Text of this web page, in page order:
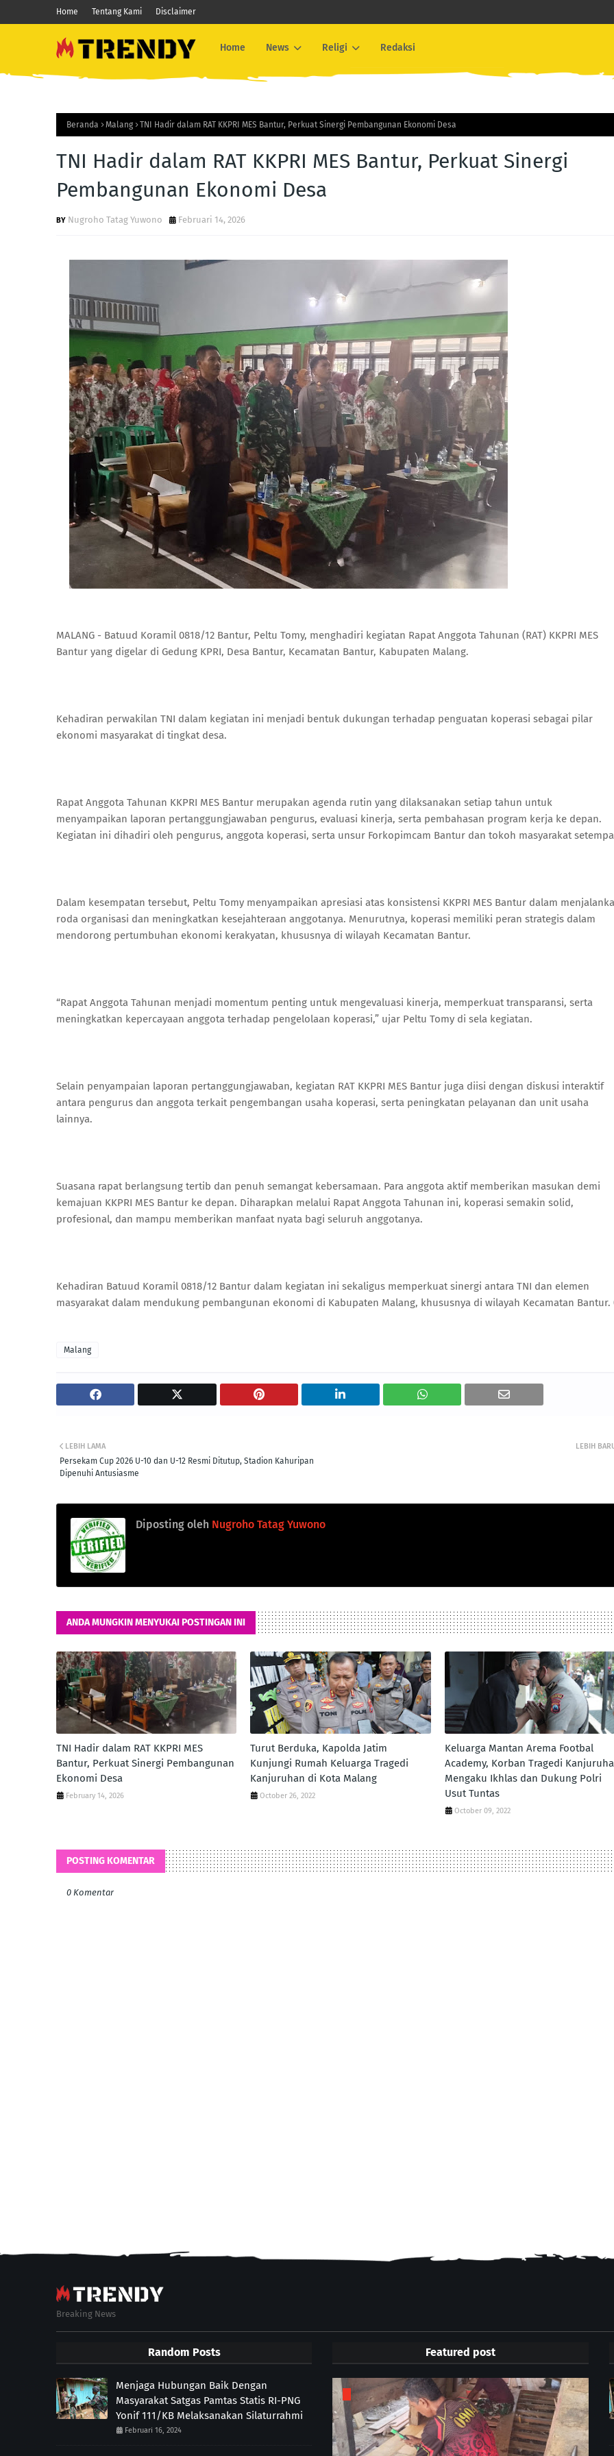
Home Tentang Kami Disclaimer
Home News Religi Redaksi
Beranda Malang TNI Hadir dalam RAT KKPRI MES Bantur, Perkuat Sinergi Pembangunan Ekonomi Desa
TNI Hadir dalam RAT KKPRI MES Bantur, Perkuat Sinergi
Pembangunan Ekonomi Desa
Nugroho Tatag Yuwono Februari 14, 2026
MALANG - Batuud Koramil 0818/12 Bantur, Peltu Tomy, menghadiri kegiatan Rapat Anggota Tahunan (RAT) KKPRI MES
Bantur yang digelar di Gedung KPRI, Desa Bantur, Kecamatan Bantur, Kabupaten Malang.
Kehadiran perwakilan TNI dalam kegiatan ini menjadi bentuk dukungan terhadap penguatan koperasi sebagai pilar
ekonomi masyarakat di tingkat desa.
Rapat Anggota Tahunan KKPRI MES Bantur merupakan agenda rutin yang dilaksanakan setiap tahun untuk
menyampaikan laporan pertanggungjawaban pengurus, evaluasi kinerja, serta pembahasan program kerja ke depan.
Kegiatan ini dihadiri oleh pengurus, anggota koperasi, serta unsur Forkopimcam Bantur dan tokoh masyarakat
Dalam kesempatan tersebut, Peltu Tomy menyampaikan apresiasi atas konsistensi KKPRI MES Bantur dalam
roda organisasi dan meningkatkan kesejahteraan anggotanya. Menurutnya, koperasi memiliki peran strategis dalam
mendorong pertumbuhan ekonomi kerakyatan, khususnya di wilayah Kecamatan Bantur.
“Rapat Anggota Tahunan menjadi momentum penting untuk mengevaluasi kinerja, memperkuat transparansi, serta
meningkatkan kepercayaan anggota terhadap pengelolaan koperasi,” ujar Peltu Tomy di sela kegiatan.
Selain penyampaian laporan pertanggungjawaban, kegiatan RAT KKPRI MES Bantur juga diisi dengan diskusi interaktif
antara pengurus dan anggota terkait pengembangan usaha koperasi, serta peningkatan pelayanan dan unit usaha
lainnya.
Suasana rapat berlangsung tertib dan penuh semangat kebersamaan. Para anggota aktif memberikan masukan demi
kemajuan KKPRI MES Bantur ke depan. Diharapkan melalui Rapat Anggota Tahunan ini, koperasi semakin solid,
profesional, dan mampu memberikan manfaat nyata bagi seluruh anggotanya.
Kehadiran Batuud Koramil 0818/12 Bantur dalam kegiatan ini sekaligus memperkuat sinergi antara TNI dan elemen
masyarakat dalam mendukung pembangunan ekonomi di Kabupaten Malang, khususnya di wilayah Kecamatan Bantur.
Malang
LEBIH
LEBIH LAMA
Persekam Cup 2026 U-10 dan U-12 Resmi Ditutup, Stadion Kahuripan
Dipenuhi Antusiasme
Diposting oleh Nugroho Tatag Yuwono
ANDA MUNGKIN MENYUKAI POSTINGAN INI
TNI Hadir dalam RAT KKPRI MES
Bantur, Perkuat Sinergi Pembangunan
Ekonomi Desa
February 14, 2026
Turut Berduka, Kapolda Jatim
Kunjungi Rumah Keluarga Tragedi
Kanjuruhan di Kota Malang
October 26, 2022
Keluarga Mantan Arema Footbal
Academy, Korban Tragedi
Mengaku Ikhlas dan Dukung Polri
Usut Tuntas
October 09, 2022
POSTING KOMENTAR
0 Komentar
Breaking News
Random Posts
Menjaga Hubungan Baik Dengan
Masyarakat Satgas Pamtas Statis RI-PNG
Yonif 111/KB Melaksanakan Silaturrahmi
Februari 16, 2024
Featured post